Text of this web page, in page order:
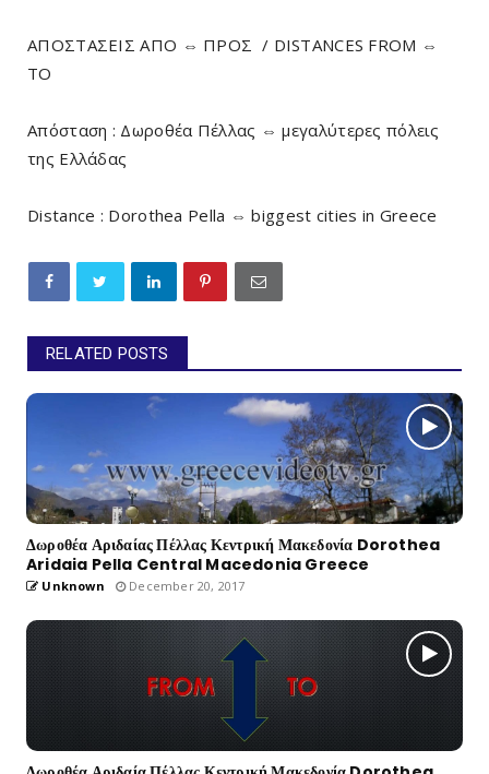
ΑΠΟΣΤΑΣΕΙΣ ΑΠΟ ⇔ ΠΡΟΣ / DISTANCES FROM ⇔
TO
Απόσταση : Δωροθέα Πέλλας ⇔ μεγαλύτερες πόλεις
της Ελλάδας
Distance : Dorothea Pella ⇔ biggest cities in Greece
RELATED POSTS
Δωροθέα Αριδαίας Πέλλας Κεντρική Μακεδονία Dorothea
Aridaia Pella Central Macedonia Greece
Unknown December 20, 2017